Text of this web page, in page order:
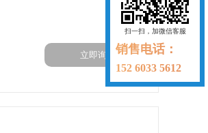
立即询价
扫一扫，加微信客服
销售电话：
152 6033 5612